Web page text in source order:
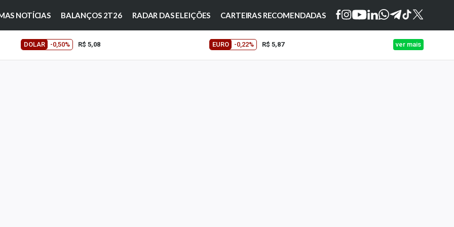
NOTÍCIAS BALANÇOS 2T26 RADAR DAS ELEIÇÕES CARTEIRAS RECOMENDADAS
DOLAR -0,50% R$ 5,08 EURO -0,22% R$ 5,87 ver mais